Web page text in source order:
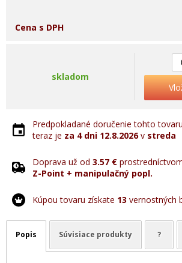
Cena s DPH
skladom
Predpokladané doručenie tohto
teraz je za 4 dni 12.8.2026v streda
Doprava už od 3.57 €
Z-Point + manipulačný popl.
Kúpou tovaru získate 13 vernostných
Popis Súvisiace produkty ?